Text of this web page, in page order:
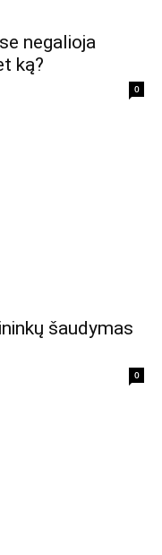
negalioja
ką?
0
šaudymas
0